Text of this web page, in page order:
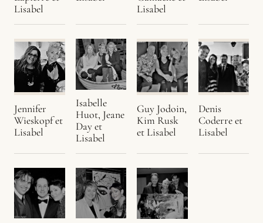
Lisabel
Lisabel
Jennifer
Wieskopf et
Lisabel
Isabelle
Huot, Jeane
Day et
Lisabel
Guy Jodoin,
Kim Rusk
et Lisabel
Denis
Coderre et
Lisabel